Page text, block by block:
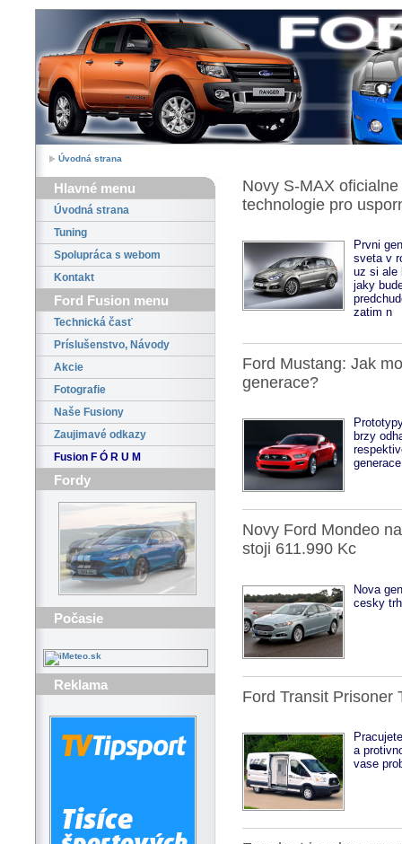
Úvodná strana
Hlavné menu
Úvodná strana
Tuning
Spolupráca s webom
Kontakt
Ford Fusion menu
Technická časť
Príslušenstvo, Návody
Akcie
Fotografie
Naše Fusiony
Zaujimavé odkazy
Fusion F Ó R U M
Fordy
Počasie
Reklama
Novy S-MAX
technologie pro
Prvni
sveta v
uz si ale
jaky
zatim n
Ford Mustang: Jak
generace?
brzy
Novy Ford Mondeo
stoji 611.990 Kc
Nova
cesky
Ford Transit Prisoner
a
vase